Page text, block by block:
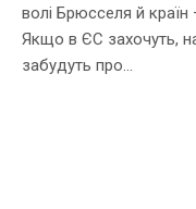
волі Брюсселя й країн
Якщо в ЄС захочуть,
забудуть про...